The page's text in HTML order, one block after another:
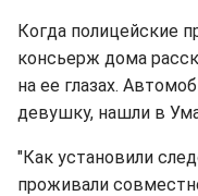
Когда полицейские
консьерж дома
на ее глазах.
девушку, нашли в
"Как установили
проживали